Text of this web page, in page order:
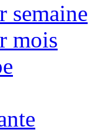
semaine
mois